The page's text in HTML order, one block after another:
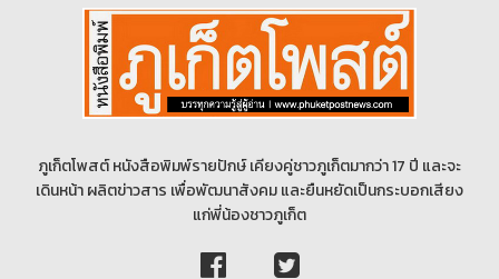
ภูเก็ตโพสต์ หนังสือพิมพ์รายปักษ์ เคียงคู่ชาวภูเก็ตมากว่า 17 ปี และจะ
เดินหน้า ผลิตข่าวสาร เพื่อพัฒนาสังคม และยืนหยัดเป็นกระบอกเสียง
แก่พี่น้องชาวภูเก็ต